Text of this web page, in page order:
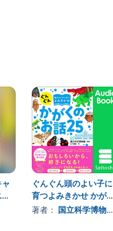
ない。
でとはちがう視点」で読み解
くない」と考えたからだけな
さしさだったからかもしれな
! 」と納得したり、おどろいた
ます。
像力がぐんぐんのびる! ● 思
ぐんぐん頭のよい子に
育つよみきかせ かがく
のお話25
著者： 国立科学博物館